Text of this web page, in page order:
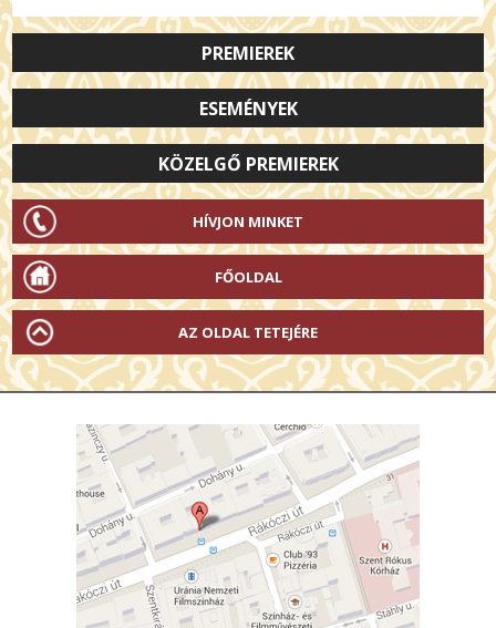
PREMIEREK
ESEMÉNYEK
KÖZELGŐ PREMIEREK
HÍVJON MINKET
FŐOLDAL
AZ OLDAL TETEJÉRE